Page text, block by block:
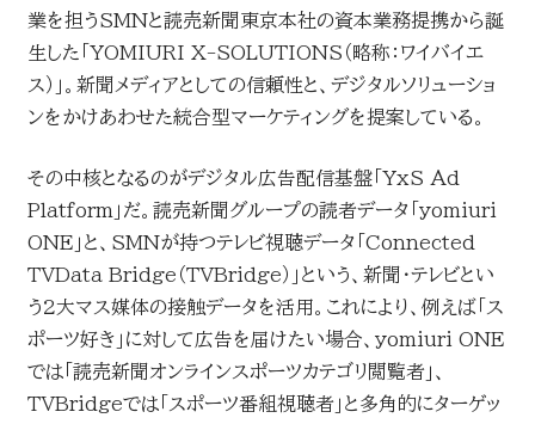
業を担うSMNと読売新聞東京本社の資本業務提携から誕
生した「YOMIURI X-SOLUTIONS（略称：ワイバイエ
ス）」。新聞メディアとしての信頼性と、デジタルソリューショ
ンをかけあわせた統合型マーケティングを提案している。
その中核となるのがデジタル広告配信基盤「YxS Ad
Platform」だ。読売新聞グループの読者データ「yomiuri
ONE」と、SMNが持つテレビ視聴データ「Connected
TVData Bridge（TVBridge）」という、新聞・テレビとい
う2大マス媒体の接触データを活用。これにより、例えば「ス
ポーツ好き」に対して広告を届けたい場合、yomiuri ONE
では「読売新聞オンラインスポーツカテゴリ閲覧者」、
TVBridgeでは「スポーツ番組視聴者」と多角的にターゲッ